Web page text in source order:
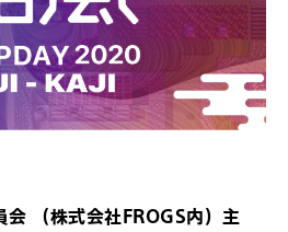
（株式会社FROGS内）主